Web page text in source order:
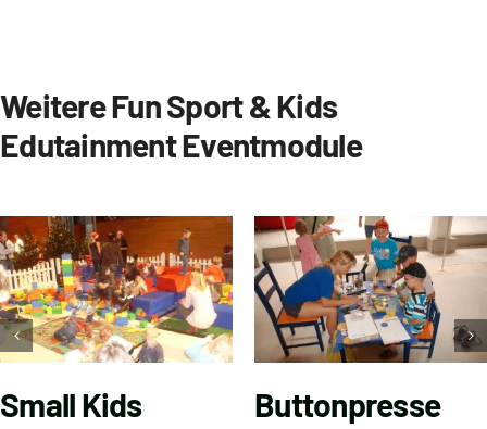
Weitere Fun Sport & Kids
Edutainment Eventmodule
Small Kids Buttonpresse